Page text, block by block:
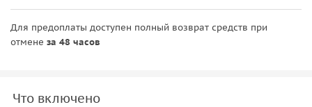
Для предоплаты доступен полный возврат средств при
отмене за 48 часов
Что включено